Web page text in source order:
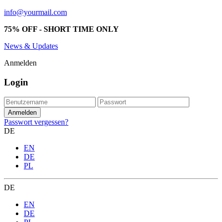
info@yourmail.com
75% OFF - SHORT TIME ONLY
News & Updates
Anmelden
Login
Passwort vergessen?
DE
EN
DE
PL
DE
EN
DE